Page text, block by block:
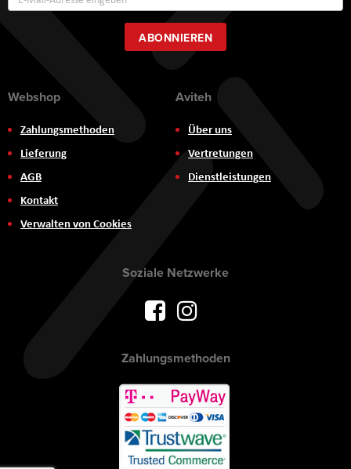
zum
Newsletter:
ABONNIEREN
Webshop
Zahlungsmethoden
Lieferung
AGB
Kontakt
Verwalten von Cookies
Aviteh
Über uns
Vertretungen
Dienstleistungen
Soziale Netzwerke
Zahlungsmethoden